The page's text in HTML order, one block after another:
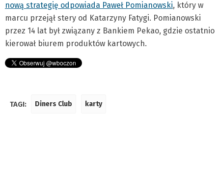
nową strategię odpowiada Paweł Pomianowski, który w
marcu przejął stery od Katarzyny Fatygi. Pomianowski
przez 14 lat był związany z Bankiem Pekao, gdzie ostatnio
kierował biurem produktów kartowych.
TAGI: Diners Club karty